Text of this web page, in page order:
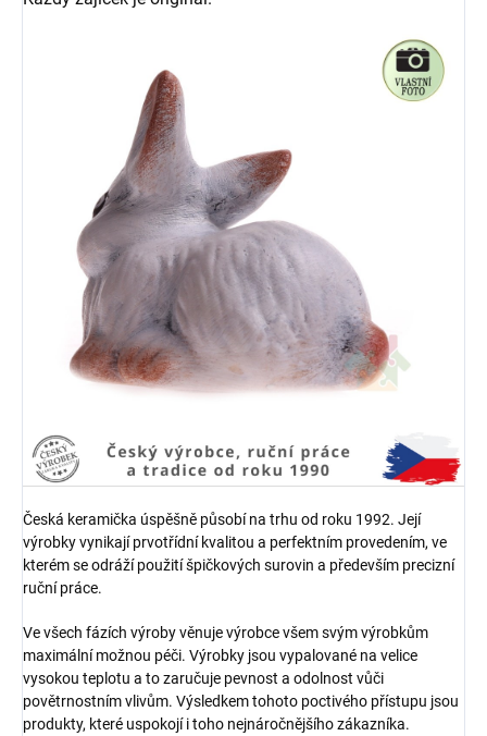
Česká keramička úspěšně působí na trhu od roku 1992. Její
výrobky vynikají prvotřídní kvalitou a perfektním provedením, ve
kterém se odráží použití špičkových surovin a především precizní
ruční práce.
Ve všech fázích výroby věnuje výrobce všem svým výrobkům
maximální možnou péči. Výrobky jsou vypalované na velice
vysokou teplotu a to zaručuje pevnost a odolnost vůči
povětrnostním vlivům. Výsledkem tohoto poctivého přístupu jsou
produkty, které uspokojí i toho nejnáročnějšího zákazníka.